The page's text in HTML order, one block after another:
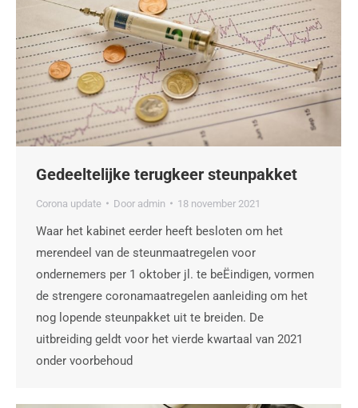
Gedeeltelijke terugkeer steunpakket
Corona update Door admin 18 november 2021
Waar het kabinet eerder heeft besloten om het
merendeel van de steunmaatregelen voor
ondernemers per 1 oktober jl. te beËindigen, vormen
de strengere coronamaatregelen aanleiding om het
nog lopende steunpakket uit te breiden. De
uitbreiding geldt voor het vierde kwartaal van 2021
onder voorbehoud